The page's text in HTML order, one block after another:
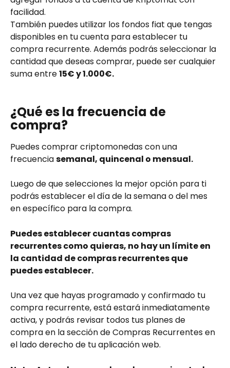
facilidad.
También puedes utilizar los fondos fiat que tengas
disponibles en tu cuenta para establecer tu
compra recurrente. Además podrás seleccionar la
cantidad que deseas comprar, puede ser cualquier
suma entre 15€ y 1.000€.
¿Qué es la frecuencia de
compra?
Puedes comprar criptomonedas con una
frecuencia semanal, quincenal o mensual.
Luego de que selecciones la mejor opción para ti
podrás establecer el día de la semana o del mes
en específico para la compra.
Puedes establecer cuantas compras
recurrentes como quieras, no hay un límite en
la cantidad de compras recurrentes que
puedes establecer.
Una vez que hayas programado y confirmado tu
compra recurrente, está estará inmediatamente
activa, y podrás revisar todos tus planes de
compra en la sección de Compras Recurrentes en
el lado derecho de tu aplicación web.